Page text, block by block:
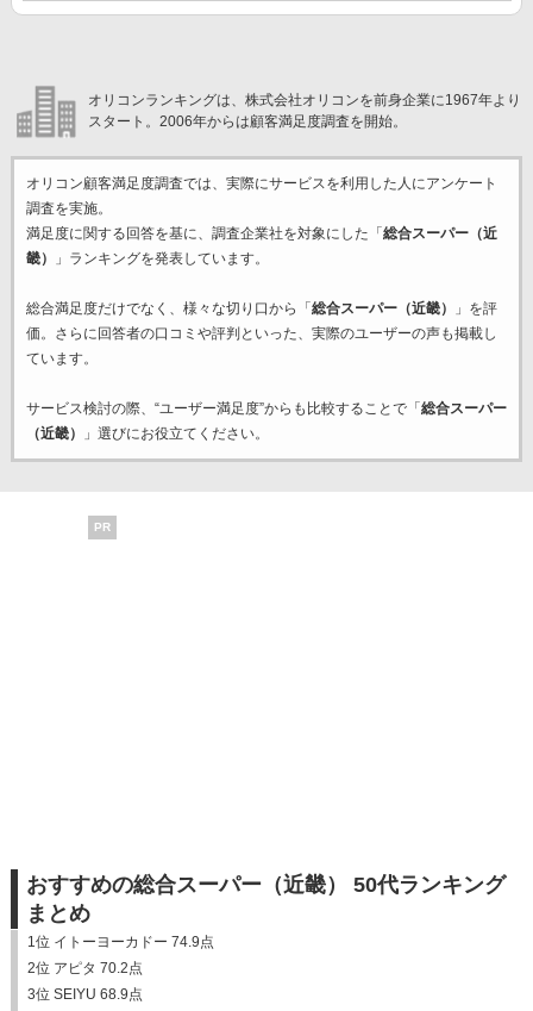
オリコンランキングは、株式会社オリコンを前身企業に1967年より
スタート。2006年からは顧客満足度調査を開始。
オリコン顧客満足度調査では、実際にサービスを利用した 人にアンケート
調査を実施。
満足度に関する回答を基に、調査企業社を対象にした「総合スーパー（近
畿）
」ランキングを発表しています。
総合満足度だけでなく、様々な切り口から「総合スーパー（近畿）
」を評
価。さらに回答者の口コミや評判といった、実際のユーザーの声も掲載し
ています。
サービス検討の際、“ユーザー満足度”からも比較することで「総合スーパー
（近畿）
」選びにお役立てください。
PR
おすすめの総合スーパー（近畿） 50代ランキング
まとめ
1位 イトーヨーカドー 74.9点
2位 アピタ 70.2点
3位 SEIYU 68.9点